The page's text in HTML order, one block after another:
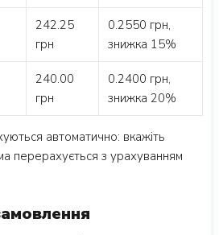
242.25
грн
0.2550 грн,
знижка 15%
240.00
грн
0.2400 грн,
знижка 20%
автоматично: вкажіть
перерахується з урахуванням